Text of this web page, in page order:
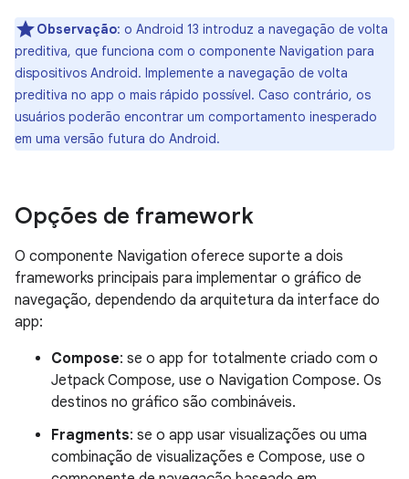
Observação: o Android 13 introduz a navegação de volta
preditiva, que funciona com o componente Navigation para
dispositivos Android. Implemente a navegação de volta
preditiva no app o mais rápido possível. Caso contrário, os
usuários poderão encontrar um comportamento inesperado
em uma versão futura do Android.
Opções de framework
O componente Navigation oferece suporte a dois
frameworks principais para implementar o gráfico de
navegação, dependendo da arquitetura da interface do
app:
Compose: se o app for totalmente criado com o
Jetpack Compose, use o Navigation Compose. Os
destinos no gráfico são combináveis.
Fragments: se o app usar visualizações ou uma
combinação de visualizações e Compose, use o